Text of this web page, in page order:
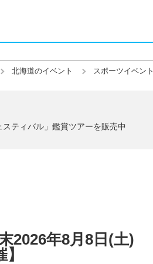
北海道のイベント スポーツイベント
ティバル」鑑賞ツアーを販売中
2026年8月8日(土)